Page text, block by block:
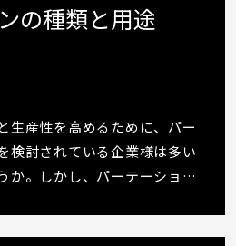
の種類と用途
生産性を高めるために、パー
検討されている企業様は多い
か。しかし、パーテーション